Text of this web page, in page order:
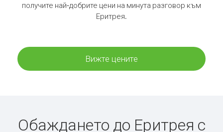
получите най-добрите цени на минута разговор към
Еритрея.
Вижте цените
Обаждането до Еритрея с